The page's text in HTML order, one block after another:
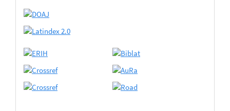
certificado
de
adhesión